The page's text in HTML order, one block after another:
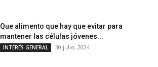
Que alimento que hay que evitar para
mantener las células jóvenes...
INTERÉS GENERAL 30 julio, 2024